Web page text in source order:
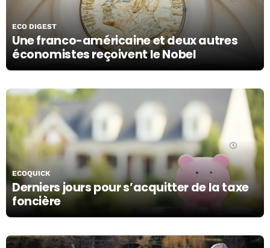
Une franco-américaine et deux autres
économistes reçoivent le Nobel
ECO DIGEST
Derniers jours pour s’acquitter de la taxe
foncière
ECOQUICK
14/10/19